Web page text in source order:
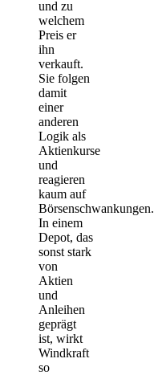
und zu
welchem
Preis er
ihn
verkauft.
Sie folgen
damit
einer
anderen
Logik als
Aktienkurse
und
reagieren
kaum auf
Börsenschwankungen.
In einem
Depot, das
sonst stark
von
Aktien
und
Anleihen
geprägt
ist, wirkt
Windkraft
so